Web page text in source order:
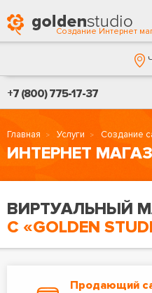
+7 (800) 775-17-37
Главная Услуги Создание
ИНТЕРНЕТ
ВИРТУАЛЬНЫЙ
С «GOLDEN
Продающий